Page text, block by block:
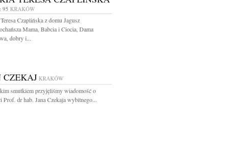
95 KRAKÓW
Czaplińska z domu Jagusz
Mama, Babcia i Ciocia, Dama
dobry i...
CZEKAJ KRAKÓW
smutkiem przyjęliśmy wiadomość o
Prof. dr hab. Jana Czekaja wybitnego...